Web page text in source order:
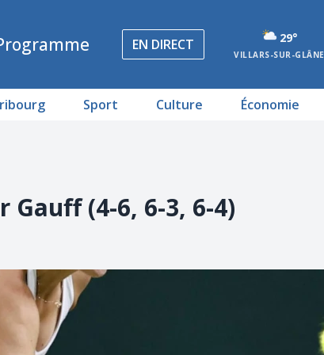
EN DIRECT 29°
VILLARS-SUR-GLÂNE
Sport Culture Économie
(4-6, 6-3, 6-4)